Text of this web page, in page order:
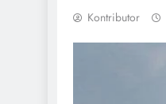
Kontributor